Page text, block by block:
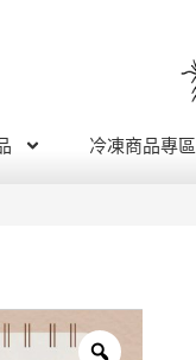
冷凍商品專區